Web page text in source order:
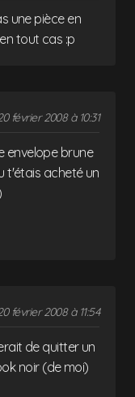
une pièce en
tout cas :p
février 2008 à 10:31
envelope brune
t'étais acheté un
février 2008 à 11:54
de quitter un
noir (de moi)